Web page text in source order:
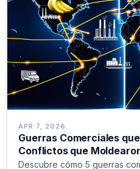
APR 7, 2026
Guerras Comerciales
Conflictos que
Descubre cómo 5 guerras